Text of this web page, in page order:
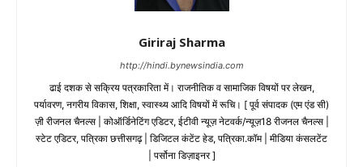
Giriraj Sharma
http://hindi.bynewsindia.com
ढाई दशक से सक्रिय पत्रकारिता में। राजनीतिक व सामाजिक विषयों पर लेखन,
पर्यावरण, नगरीय विकास, शिक्षा, स्वास्थ्य आदि विषयों में रूचि। [ पूर्व संपादक (एम एंड सी)
ज़ी रीजनल चैनल्स | कोऑर्डिनेटिंग एडिटर, ईटीवी न्यूज़ नेटवर्क/न्यूज़18 रीजनल चैनल्स |
स्टेट एडिटर, पत्रिका छत्तीसगढ़ | डिजिटल कंटेंट हेड, पत्रिका.कॉम | मीडिया कंसलटेंट
| पर्सोना डिज़ाइनर ]